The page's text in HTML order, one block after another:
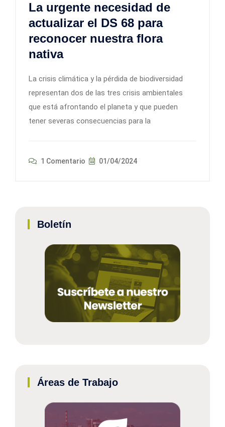
La urgente necesidad de
actualizar el DS 68 para
reconocer nuestra flora
nativa
La crisis climática y la pérdida de biodiversidad
representan dos de las tres crisis ambientales
que está afrontando el planeta y que pueden
tener severas consecuencias para la
1 Comentario 01/04/2024
Boletín
Áreas de Trabajo